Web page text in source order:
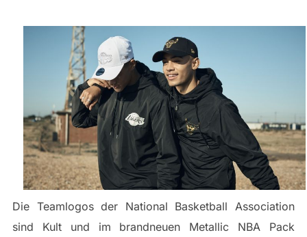
Die Teamlogos der National Basketball Association
sind Kult und im brandneuen Metallic NBA Pack